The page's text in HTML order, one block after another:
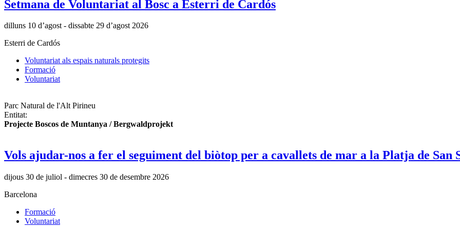
Setmana de Voluntariat al Bosc a Esterri de Cardós
dilluns 10 d’agost - dissabte 29 d’agost 2026
Esterri de Cardós
Voluntariat als espais naturals protegits
Formació
Voluntariat
Parc Natural de l'Alt Pirineu
Entitat:
Projecte Boscos de Muntanya / Bergwaldprojekt
Vols ajudar-nos a fer el seguiment del biòtop per a cavallets de mar a la Platja de San
dijous 30 de juliol - dimecres 30 de desembre 2026
Barcelona
Formació
Voluntariat